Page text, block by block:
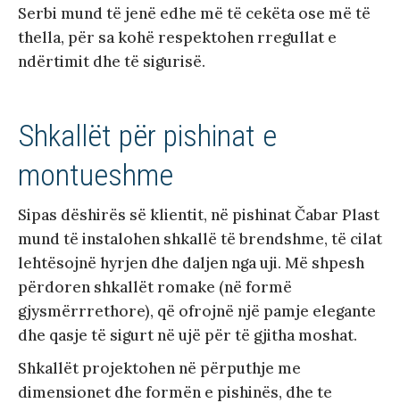
Serbi mund të jenë edhe më të cekëta ose më të
thella, për sa kohë respektohen rregullat e
ndërtimit dhe të sigurisë.
Shkallët për pishinat e
montueshme
Sipas dëshirës së klientit, në pishinat Čabar Plast
mund të instalohen shkallë të brendshme, të cilat
lehtësojnë hyrjen dhe daljen nga uji. Më shpesh
përdoren shkallët romake (në formë
gjysmërrrethore), që ofrojnë një pamje elegante
dhe qasje të sigurt në ujë për të gjitha moshat.
Shkallët projektohen në përputhje me
dimensionet dhe formën e pishinës, dhe te